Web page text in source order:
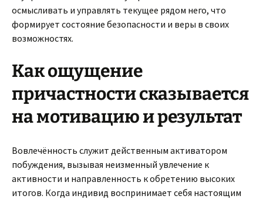
осмысливать и управлять текущее рядом него, что
формирует состояние безопасности и веры в своих
возможностях.
Как ощущение
причастности сказывается
на мотивацию и результат
Вовлечённость служит действенным активатором
побуждения, вызывая неизменный увлечение к
активности и направленность к обретению высоких
итогов. Когда индивид воспринимает себя настоящим